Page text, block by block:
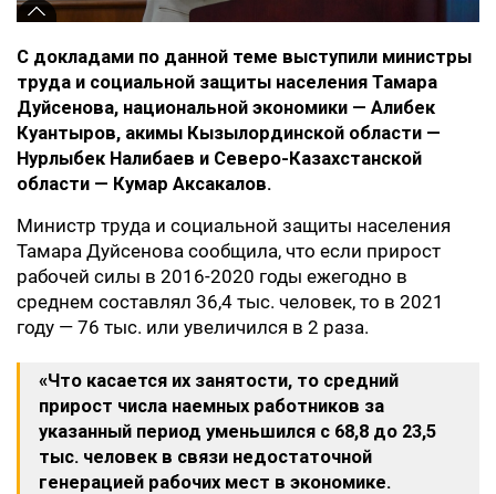
С докладами по данной теме выступили министры
труда и социальной защиты населения Тамара
Дуйсенова, национальной экономики — Алибек
Куантыров, акимы Кызылординской области —
Нурлыбек Налибаев и Северо-Казахстанской
области — Кумар Аксакалов.
Министр труда и социальной защиты населения
Тамара Дуйсенова сообщила, что если прирост
рабочей силы в 2016-2020 годы ежегодно в
среднем составлял 36,4 тыс. человек, то в 2021
году — 76 тыс. или увеличился в 2 раза.
«Что касается их занятости, то средний
прирост числа наемных работников за
указанный период уменьшился с 68,8 до 23,5
тыс. человек в связи недостаточной
генерацией рабочих мест в экономике.